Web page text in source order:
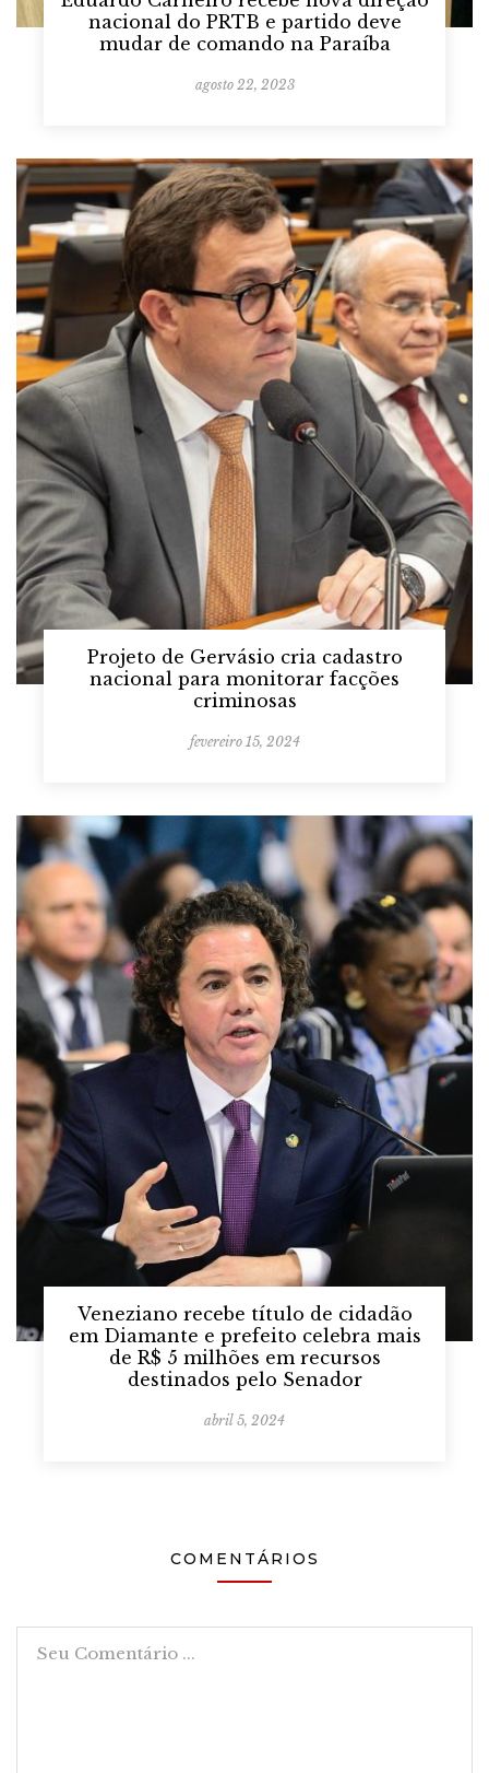
nacional do PRTB e partido deve
mudar de comando na Paraíba
agosto 22, 2023
Projeto de Gervásio cria cadastro
nacional para monitorar facções
criminosas
fevereiro 15, 2024
Veneziano recebe título de cidadão
em Diamante e prefeito celebra mais
de R$ 5 milhões em recursos
destinados pelo Senador
abril 5, 2024
COMENTÁRIOS